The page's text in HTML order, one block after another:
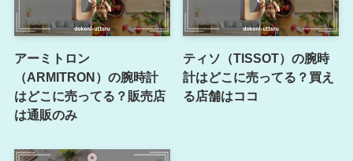
アーミトロン
（ARMITRON）の腕時計
はどこに売ってる？販売店
は通販のみ
ティソ（TISSOT）の腕時
計はどこに売ってる？買え
る店舗はココ